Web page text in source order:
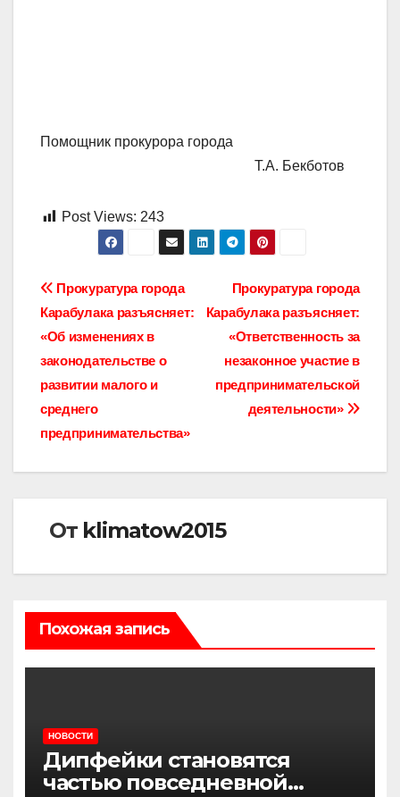
Помощник прокурора города
Т.А. Бекботов
Post Views: 243
Навигация
по
записям
Прокуратура города
Карабулака разъясняет:
«Ответственность за
незаконное участие в
предпринимательской
деятельности»
Прокуратура города
Карабулака разъясняет:
«Об изменениях в
законодательстве о
развитии малого и
среднего
предпринимательства»
От klimatow2015
Похожая запись
НОВОСТИ
Дипфейки становятся
частью повседневной